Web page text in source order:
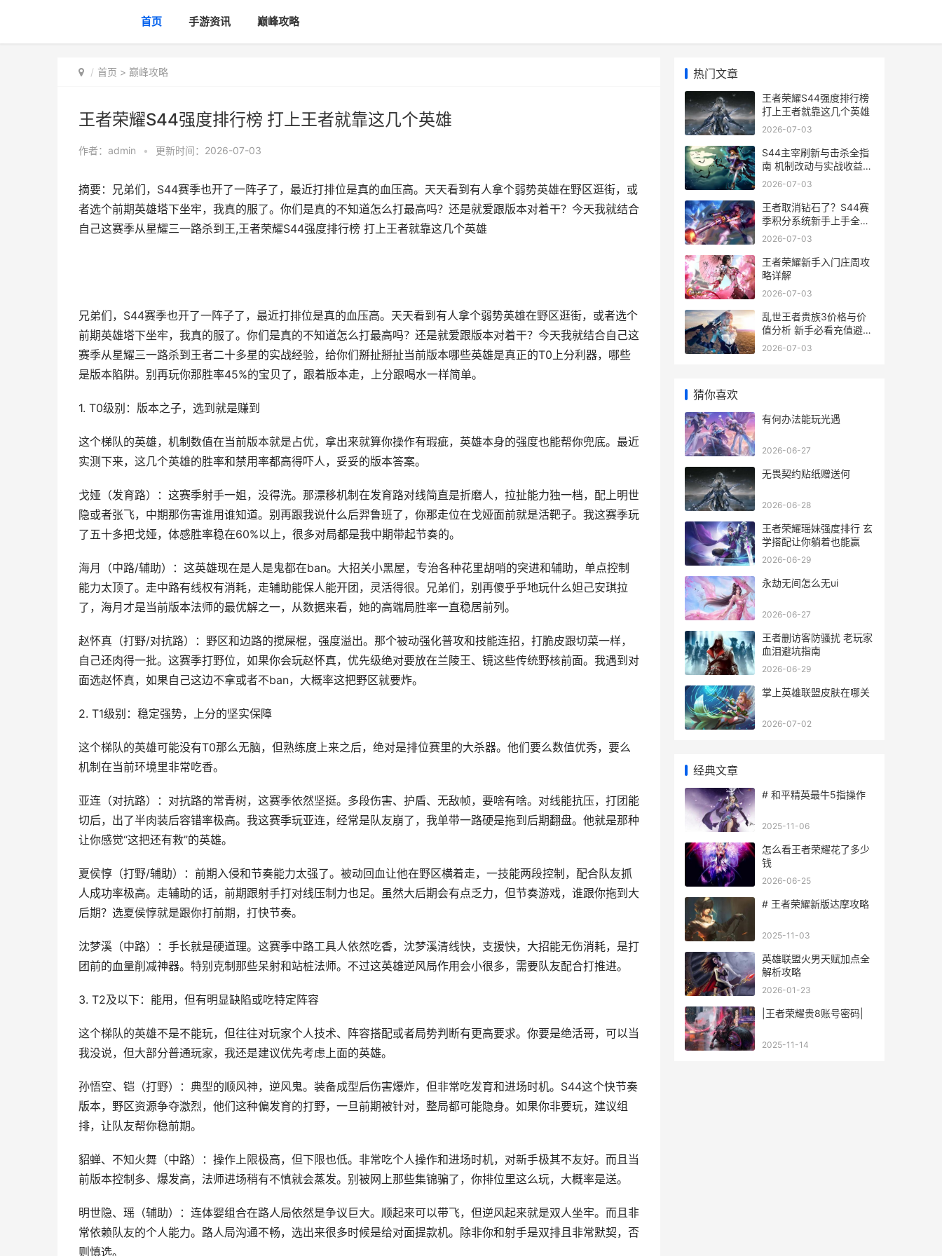
首页 手游资讯 巅峰攻略
首页 > 巅峰攻略
王者荣耀S44强度排行榜 打上王者就靠这几个英雄
作者： admin • 更新时间：2026-07-03
摘要：兄弟们，S44赛季也开了一阵子了，最近打排位是真的血压高。天天看到有人拿个弱势英雄在野区逛街，或
者选个前期英雄塔下坐牢，我真的服了。你们是真的不知道怎么打最高吗？还是就爱跟版本对着干？今天我就结合
自己这赛季从星耀三一路杀到王,王者荣耀S44强度排行榜 打上王者就靠这几个英雄
兄弟们，S44赛季也开了一阵子了，最近打排位是真的血压高。天天看到有人拿个弱势英雄在野区逛街，或者选个
前期英雄塔下坐牢，我真的服了。你们是真的不知道怎么打最高吗？还是就爱跟版本对着干？今天我就结合自己这
赛季从星耀三一路杀到王者二十多星的实战经验，给你们掰扯掰扯当前版本哪些英雄是真正的T0上分利器，哪些
是版本陷阱。别再玩你那胜率45%的宝贝了，跟着版本走，上分跟喝水一样简单。
1. T0级别：版本之子，选到就是赚到
这个梯队的英雄，机制数值在当前版本就是占优，拿出来就算你操作有瑕疵，英雄本身的强度也能帮你兜底。最近
实测下来，这几个英雄的胜率和禁用率都高得吓人，妥妥的版本答案。
戈娅（发育路）：这赛季射手一姐，没得洗。那漂移机制在发育路对线简直是折磨人，拉扯能力独一档，配上明世
隐或者张飞，中期那伤害谁用谁知道。别再跟我说什么后羿鲁班了，你那走位在戈娅面前就是活靶子。我这赛季玩
了五十多把戈娅，体感胜率稳在60%以上，很多对局都是我中期带起节奏的。
海月（中路/辅助）：这英雄现在是人是鬼都在ban。大招关小黑屋，专治各种花里胡哨的突进和辅助，单点控制
能力太顶了。走中路有线权有消耗，走辅助能保人能开团，灵活得很。兄弟们，别再傻乎乎地玩什么妲己安琪拉
了，海月才是当前版本法师的最优解之一，从数据来看，她的高端局胜率一直稳居前列。
赵怀真（打野/对抗路）：野区和边路的搅屎棍，强度溢出。那个被动强化普攻和技能连招，打脆皮跟切菜一样，
自己还肉得一批。这赛季打野位，如果你会玩赵怀真，优先级绝对要放在兰陵王、镜这些传统野核前面。我遇到对
面选赵怀真，如果自己这边不拿或者不ban，大概率这把野区就要炸。
2. T1级别：稳定强势，上分的坚实保障
这个梯队的英雄可能没有T0那么无脑，但熟练度上来之后，绝对是排位赛里的大杀器。他们要么数值优秀，要么
机制在当前环境里非常吃香。
亚连（对抗路）：对抗路的常青树，这赛季依然坚挺。多段伤害、护盾、无敌帧，要啥有啥。对线能抗压，打团能
切后，出了半肉装后容错率极高。我这赛季玩亚连，经常是队友崩了，我单带一路硬是拖到后期翻盘。他就是那种
让你感觉“这把还有救”的英雄。
夏侯惇（打野/辅助）：前期入侵和节奏能力太强了。被动回血让他在野区横着走，一技能两段控制，配合队友抓
人成功率极高。走辅助的话，前期跟射手打对线压制力也足。虽然大后期会有点乏力，但节奏游戏，谁跟你拖到大
后期？选夏侯惇就是跟你打前期，打快节奏。
沈梦溪（中路）：手长就是硬道理。这赛季中路工具人依然吃香，沈梦溪清线快，支援快，大招能无伤消耗，是打
团前的血量削减神器。特别克制那些呆射和站桩法师。不过这英雄逆风局作用会小很多，需要队友配合打推进。
3. T2及以下：能用，但有明显缺陷或吃特定阵容
这个梯队的英雄不是不能玩，但往往对玩家个人技术、阵容搭配或者局势判断有更高要求。你要是绝活哥，可以当
我没说，但大部分普通玩家，我还是建议优先考虑上面的英雄。
孙悟空、铠（打野）：典型的顺风神，逆风鬼。装备成型后伤害爆炸，但非常吃发育和进场时机。S44这个快节奏
版本，野区资源争夺激烈，他们这种偏发育的打野，一旦前期被针对，整局都可能隐身。如果你非要玩，建议组
排，让队友帮你稳前期。
貂蝉、不知火舞（中路）：操作上限极高，但下限也低。非常吃个人操作和进场时机，对新手极其不友好。而且当
前版本控制多、爆发高，法师进场稍有不慎就会蒸发。别被网上那些集锦骗了，你排位里这么玩，大概率是送。
明世隐、瑶（辅助）：连体婴组合在路人局依然是争议巨大。顺起来可以带飞，但逆风起来就是双人坐牢。而且非
常依赖队友的个人能力。路人局沟通不畅，选出来很多时候是给对面提款机。除非你和射手是双排且非常默契，否
则慎选。
热门文章
王者荣耀S44强度排行榜
打上王者就靠这几个英雄
2026-07-03
S44主宰刷新与击杀全指
南 机制改动与实战收益详
解
2026-07-03
王者取消钻石了？S44赛
季积分系统新手上手全教
学
2026-07-03
王者荣耀新手入门庄周攻
略详解
2026-07-03
乱世王者贵族3价格与价
值分析 新手必看充值避坑
指南
2026-07-03
猜你喜欢
有何办法能玩光遇
2026-06-27
无畏契约贴纸赠送何
2026-06-28
王者荣耀瑶妹强度排行 玄
学搭配让你躺着也能赢
2026-06-29
永劫无间怎么无ui
2026-06-27
王者删访客防骚扰 老玩家
血泪避坑指南
2026-06-29
掌上英雄联盟皮肤在哪关
2026-07-02
经典文章
# 和平精英最牛5指操作
2025-11-06
怎么看王者荣耀花了多少
钱
2026-06-25
# 王者荣耀新版达摩攻略
2025-11-03
英雄联盟火男天赋加点全
解析攻略
2026-01-23
|王者荣耀贵8账号密码|
2025-11-14